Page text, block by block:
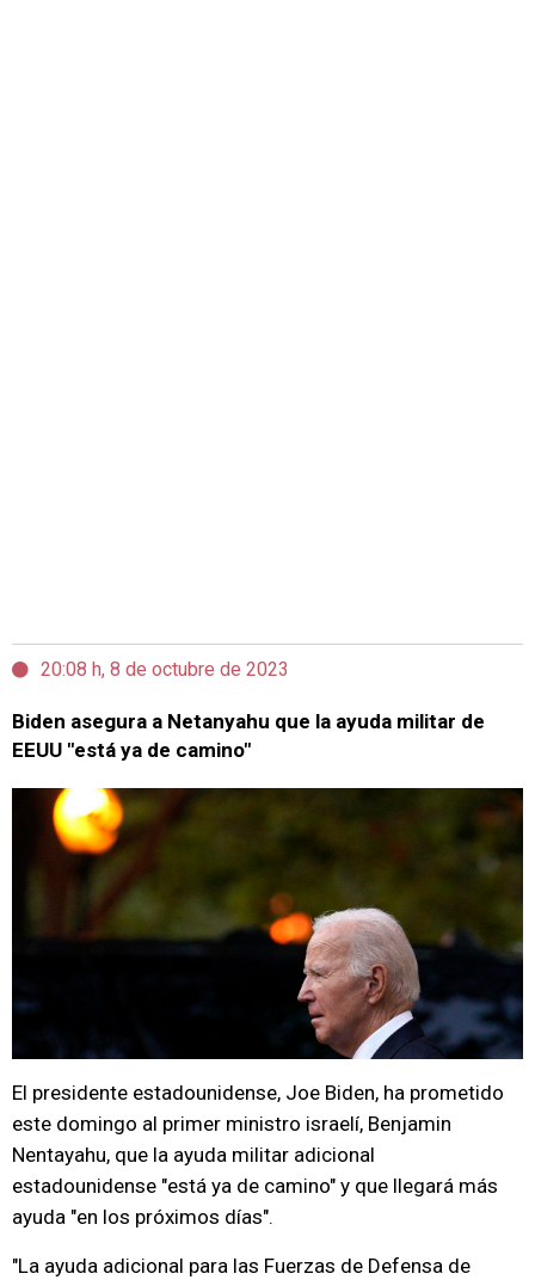
20:08 h, 8 de octubre de 2023
Biden asegura a Netanyahu que la ayuda militar de
EEUU "está ya de camino"
El presidente estadounidense, Joe Biden, ha prometido
este domingo al primer ministro israelí, Benjamin
Nentayahu, que la ayuda militar adicional
estadounidense "está ya de camino" y que llegará más
ayuda "en los próximos días".
"La ayuda adicional para las Fuerzas de Defensa de